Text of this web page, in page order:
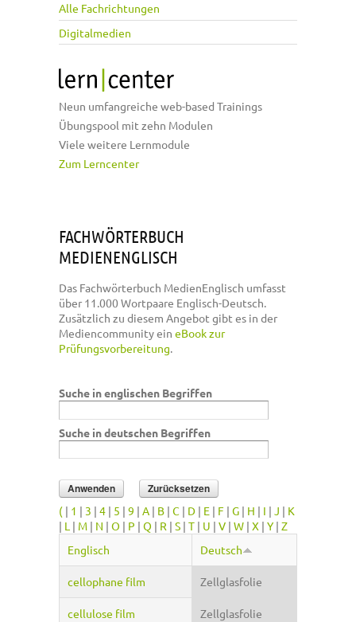
Alle Fachrichtungen
Digitalmedien
Neun umfangreiche web-based Trainings
Übungspool mit zehn Modulen
Viele weitere Lernmodule
Zum Lerncenter
FACHWÖRTERBUCH
MEDIENENGLISCH
Das Fachwörterbuch MedienEnglisch umfasst
über 11.000 Wortpaare Englisch-Deutsch.
Zusätzlich zu diesem Angebot gibt es in der
Mediencommunity ein eBook zur
Prüfungsvorbereitung.
Suche in englischen Begriffen
Suche in deutschen Begriffen
( | 1 | 3 | 4 | 5 | 9 | A | B | C | D | E | F | G | H | I | J | K
| L | M | N | O | P | Q | R | S | T | U | V | W | X | Y | Z
Englisch
Deutsch
cellophane film Zellglasfolie
cellulose film Zellglasfolie